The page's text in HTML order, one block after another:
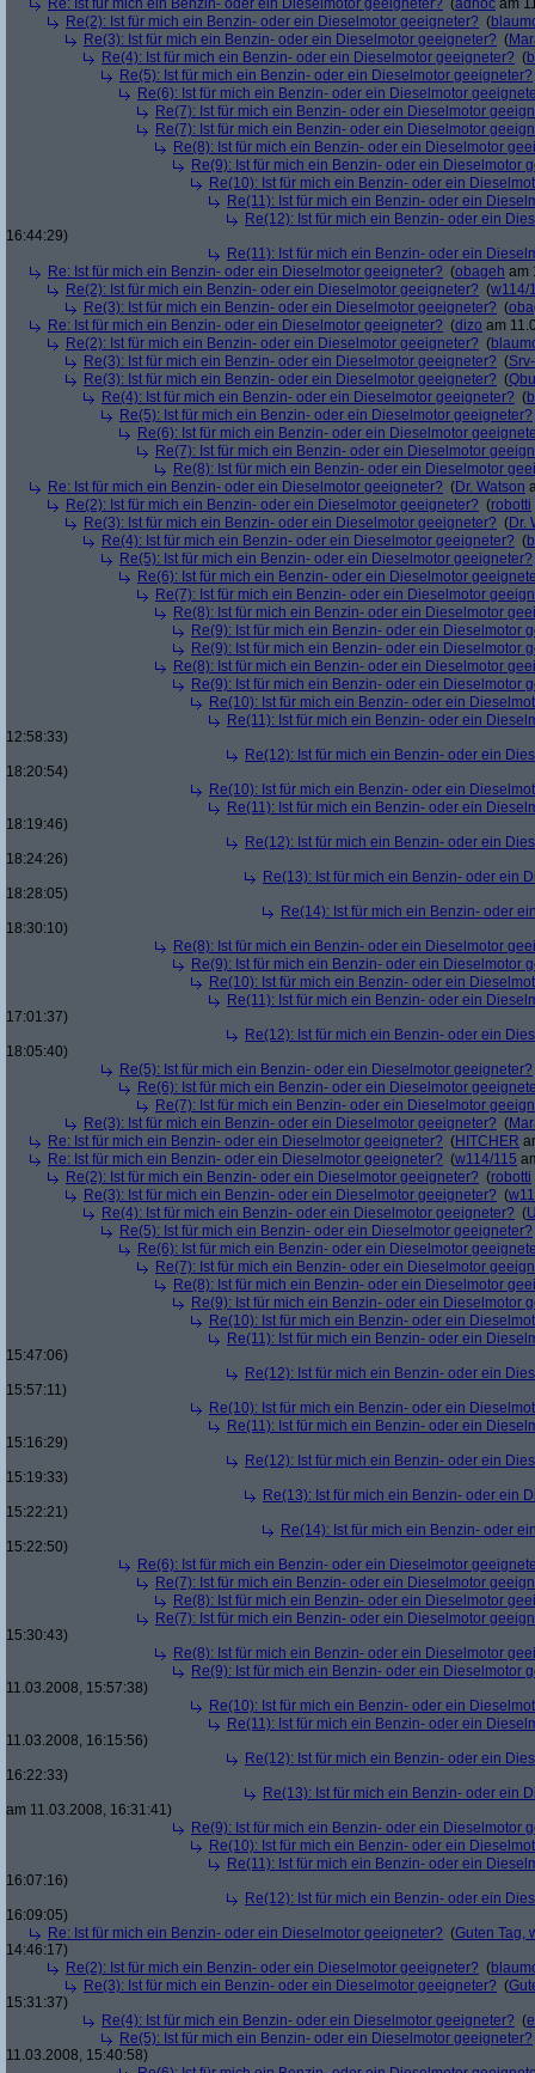
Re: Ist für mich ein Benzin- oder ein Dieselmotor geeigneter? (adhoc am
Re(2): Ist für mich ein Benzin- oder ein Dieselmotor geeigneter? (
Re(3): Ist für mich ein Benzin- oder ein Dieselmotor geeigneter? (
Re(4): Ist für mich ein Benzin- oder ein Dieselmotor geeigneter? (
Re(5): Ist für mich ein Benzin- oder ein Dieselmotor geeigneter?
Re(6): Ist für mich ein Benzin- oder ein Dieselmotor
Re(7): Ist für mich ein Benzin- oder ein Dieselmotor
Re(7): Ist für mich ein Benzin- oder ein Dieselmotor
Re(8): Ist für mich ein Benzin- oder ein Dieselmotor
Re(9): Ist für mich ein Benzin- oder ein Dieselmotor
Re(10): Ist für mich ein Benzin- oder ein
Re(11): Ist für mich ein Benzin- oder ein
Re(12): Ist für mich ein Benzin- oder ein
16:44:29)
Re(11): Ist für mich ein Benzin- oder ein
Re: Ist für mich ein Benzin- oder ein Dieselmotor geeigneter? (obageh am
Re(2): Ist für mich ein Benzin- oder ein Dieselmotor geeigneter? (w114/
Re(3): Ist für mich ein Benzin- oder ein Dieselmotor geeigneter? (
Re: Ist für mich ein Benzin- oder ein Dieselmotor geeigneter? (dizo am
Re(2): Ist für mich ein Benzin- oder ein Dieselmotor geeigneter? (
Re(3): Ist für mich ein Benzin- oder ein Dieselmotor geeigneter? (
Re(3): Ist für mich ein Benzin- oder ein Dieselmotor geeigneter? (
Re(4): Ist für mich ein Benzin- oder ein Dieselmotor geeigneter? (
Re(5): Ist für mich ein Benzin- oder ein Dieselmotor geeigneter?
Re(6): Ist für mich ein Benzin- oder ein Dieselmotor
Re(7): Ist für mich ein Benzin- oder ein Dieselmotor
Re(8): Ist für mich ein Benzin- oder ein Dieselmotor
Re: Ist für mich ein Benzin- oder ein Dieselmotor geeigneter? (Dr. Watson
Re(2): Ist für mich ein Benzin- oder ein Dieselmotor geeigneter? (robotti
Re(3): Ist für mich ein Benzin- oder ein Dieselmotor geeigneter? (Dr.
Re(4): Ist für mich ein Benzin- oder ein Dieselmotor geeigneter? (
Re(5): Ist für mich ein Benzin- oder ein Dieselmotor geeigneter?
Re(6): Ist für mich ein Benzin- oder ein Dieselmotor
Re(7): Ist für mich ein Benzin- oder ein Dieselmotor
Re(8): Ist für mich ein Benzin- oder ein Dieselmotor
Re(9): Ist für mich ein Benzin- oder ein Dieselmotor
Re(9): Ist für mich ein Benzin- oder ein Dieselmotor
Re(8): Ist für mich ein Benzin- oder ein Dieselmotor
Re(9): Ist für mich ein Benzin- oder ein Dieselmotor
Re(10): Ist für mich ein Benzin- oder ein
Re(11): Ist für mich ein Benzin- oder ein
12:58:33)
Re(12): Ist für mich ein Benzin- oder ein
18:20:54)
Re(10): Ist für mich ein Benzin- oder ein
Re(11): Ist für mich ein Benzin- oder ein
18:19:46)
Re(12): Ist für mich ein Benzin- oder ein
18:24:26)
Re(13): Ist für mich ein Benzin- oder ein
18:28:05)
Re(14): Ist für mich ein Benzin- oder
18:30:10)
Re(8): Ist für mich ein Benzin- oder ein Dieselmotor
Re(9): Ist für mich ein Benzin- oder ein Dieselmotor
Re(10): Ist für mich ein Benzin- oder ein
Re(11): Ist für mich ein Benzin- oder ein
17:01:37)
Re(12): Ist für mich ein Benzin- oder ein
18:05:40)
Re(5): Ist für mich ein Benzin- oder ein Dieselmotor geeigneter?
Re(6): Ist für mich ein Benzin- oder ein Dieselmotor
Re(7): Ist für mich ein Benzin- oder ein Dieselmotor
Re(3): Ist für mich ein Benzin- oder ein Dieselmotor geeigneter? (
Re: Ist für mich ein Benzin- oder ein Dieselmotor geeigneter? (HITCHER
Re: Ist für mich ein Benzin- oder ein Dieselmotor geeigneter? (w114/115
Re(2): Ist für mich ein Benzin- oder ein Dieselmotor geeigneter? (robotti
Re(3): Ist für mich ein Benzin- oder ein Dieselmotor geeigneter? (
Re(4): Ist für mich ein Benzin- oder ein Dieselmotor geeigneter? (
Re(5): Ist für mich ein Benzin- oder ein Dieselmotor geeigneter?
Re(6): Ist für mich ein Benzin- oder ein Dieselmotor
Re(7): Ist für mich ein Benzin- oder ein Dieselmotor
Re(8): Ist für mich ein Benzin- oder ein Dieselmotor
Re(9): Ist für mich ein Benzin- oder ein Dieselmotor
Re(10): Ist für mich ein Benzin- oder ein
Re(11): Ist für mich ein Benzin- oder ein
15:47:06)
Re(12): Ist für mich ein Benzin- oder ein
15:57:11)
Re(10): Ist für mich ein Benzin- oder ein
Re(11): Ist für mich ein Benzin- oder ein
15:16:29)
Re(12): Ist für mich ein Benzin- oder ein
15:19:33)
Re(13): Ist für mich ein Benzin- oder ein
15:22:21)
Re(14): Ist für mich ein Benzin- oder
15:22:50)
Re(6): Ist für mich ein Benzin- oder ein Dieselmotor
Re(7): Ist für mich ein Benzin- oder ein Dieselmotor
Re(8): Ist für mich ein Benzin- oder ein Dieselmotor
Re(7): Ist für mich ein Benzin- oder ein Dieselmotor
15:30:43)
Re(8): Ist für mich ein Benzin- oder ein Dieselmotor
Re(9): Ist für mich ein Benzin- oder ein Dieselmotor
11.03.2008, 15:57:38)
Re(10): Ist für mich ein Benzin- oder ein
Re(11): Ist für mich ein Benzin- oder ein
11.03.2008, 16:15:56)
Re(12): Ist für mich ein Benzin- oder ein
16:22:33)
Re(13): Ist für mich ein Benzin- oder ein
am 11.03.2008, 16:31:41)
Re(9): Ist für mich ein Benzin- oder ein Dieselmotor
Re(10): Ist für mich ein Benzin- oder ein
Re(11): Ist für mich ein Benzin- oder ein
16:07:16)
Re(12): Ist für mich ein Benzin- oder ein
16:09:05)
Re: Ist für mich ein Benzin- oder ein Dieselmotor geeigneter? (Guten Tag,
14:46:17)
Re(2): Ist für mich ein Benzin- oder ein Dieselmotor geeigneter? (
Re(3): Ist für mich ein Benzin- oder ein Dieselmotor geeigneter? (
15:31:37)
Re(4): Ist für mich ein Benzin- oder ein Dieselmotor geeigneter? (
Re(5): Ist für mich ein Benzin- oder ein Dieselmotor geeigneter?
11.03.2008, 15:40:58)